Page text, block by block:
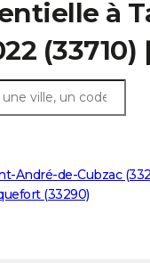
à
(33710)
André-de-Cubzac
(33290)